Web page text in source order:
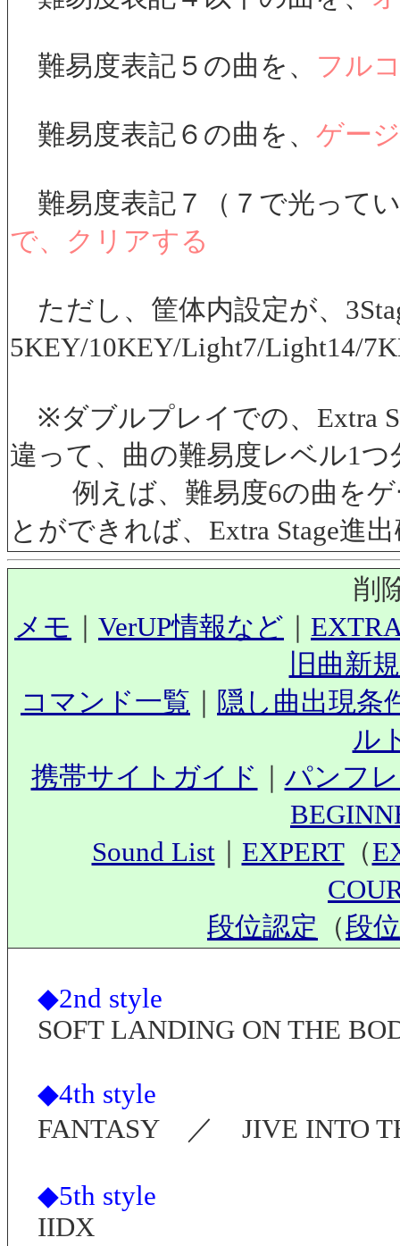
難易度表記５の曲を、 フル
難易度表記６の曲を、 ゲー
難易度表記７（７で光って
で、クリアする
ただし、筐体内設定が、
5KEY/10KEY/Light7/Light14/
※ダブルプレイでの、Extra
違って、曲の難易度レベル1
例えば、難易度6の曲をゲ
とができれば、Extra Stage進
削
メモ
VerUP情報など
旧曲新
コマンド一覧
隠し曲出現条
ル
携帯サイトガイド
パンフ
Sound List｜ EXPERT（
段位認定 （段
◆2nd style
SOFT LANDING ON THE
◆4th style
FANTASY ／ JIVE INTO
◆5th style
IIDX